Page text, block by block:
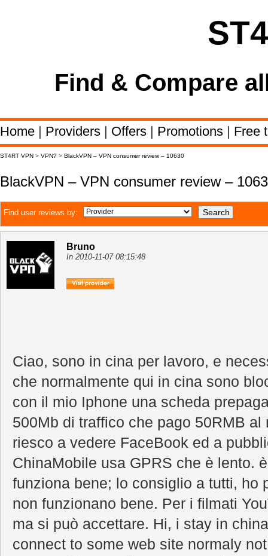
Find & Compare
Home | Providers | Offers | Promotions | Free
ST4RT VPN > VPN? > BlackVPN – VPN consumer review – 10630
BlackVPN – VPN consumer review –
Find user reviews by:
Bruno
In 2010-11-07 08:15:48
Ciao, sono in cina per lavoro, e
che normalmente qui in cina sono
con il mio Iphone una scheda
500Mb di traffico che pago 50RMB
riesco a vedere FaceBook ed a
ChinaMobile usa GPRS che è lento.
funziona bene; lo consiglio a tutti, ho
non funzionano bene. Per i filmati
ma si può accettare. Hi, i stay in
connect to some web site normaly